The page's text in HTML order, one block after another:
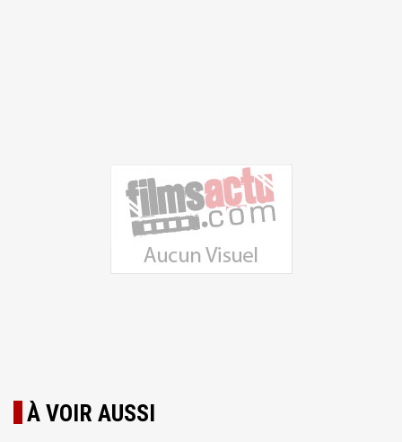
À VOIR AUSSI